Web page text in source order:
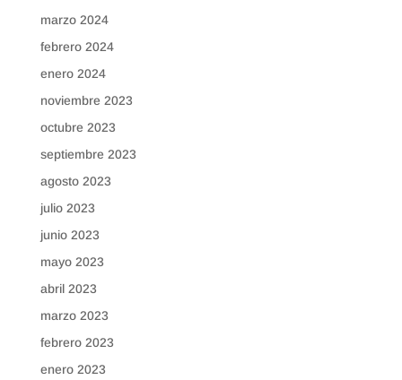
marzo 2024
febrero 2024
enero 2024
noviembre 2023
octubre 2023
septiembre 2023
agosto 2023
julio 2023
junio 2023
mayo 2023
abril 2023
marzo 2023
febrero 2023
enero 2023